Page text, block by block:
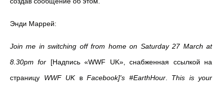
Энди Маррей:
Join me in switching off from home on Saturday 27 March at
8.30pm for [Надпись «WWF UK», снабженная ссылкой на
страницу WWF UKв Facebook]'s #EarthHour. This is your